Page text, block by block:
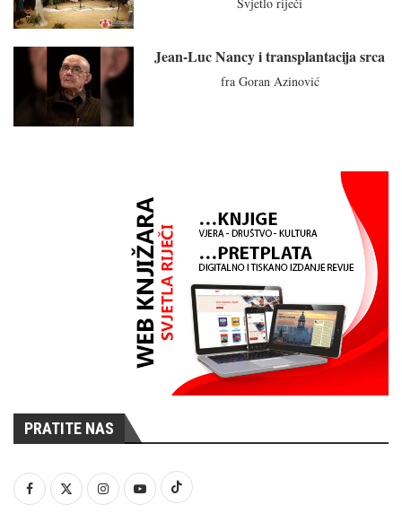
Jean-Luc Nancy i transplantacija srca
fra Goran Azinović
PRATITE NAS